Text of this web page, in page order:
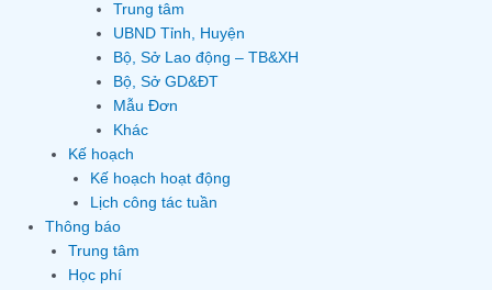
Trung tâm
UBND Tỉnh, Huyện
Bộ, Sở Lao động – TB&XH
Bộ, Sở GD&ĐT
Mẫu Đơn
Khác
Kế hoạch
Kế hoạch hoạt động
Lịch công tác tuần
Thông báo
Trung tâm
Học phí